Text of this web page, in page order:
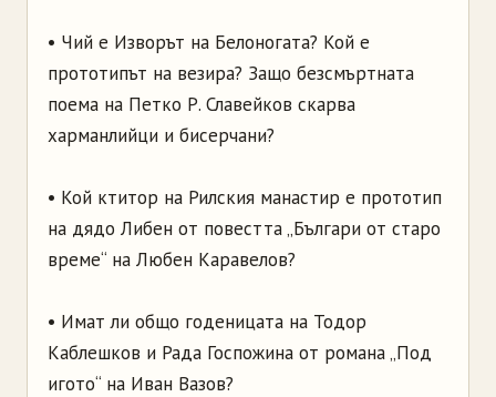
• Чий е Изворът на Белоногата? Кой е
прототипът на везира? Защо безсмъртната
поема на Петко Р. Славейков скарва
харманлийци и бисерчани?
• Кой ктитор на Рилския манастир е прототип
на дядо Либен от повестта „Българи от старо
време“ на Любен Каравелов?
• Имат ли общо годеницата на Тодор
Каблешков и Рада Госпожина от романа „Под
игото“ на Иван Вазов?